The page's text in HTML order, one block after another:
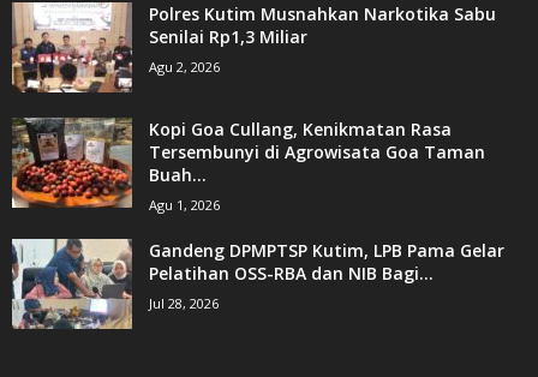
Polres Kutim Musnahkan Narkotika Sabu
Senilai Rp1,3 Miliar
Agu 2, 2026
Kopi Goa Cullang, Kenikmatan Rasa
Tersembunyi di Agrowisata Goa Taman
Buah...
Agu 1, 2026
Gandeng DPMPTSP Kutim, LPB Pama Gelar
Pelatihan OSS-RBA dan NIB Bagi...
Jul 28, 2026